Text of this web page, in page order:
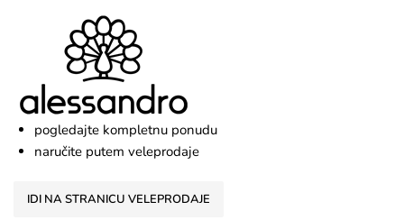
pogledajte kompletnu ponudu
naručite putem veleprodaje
IDI NA STRANICU VELEPRODAJE